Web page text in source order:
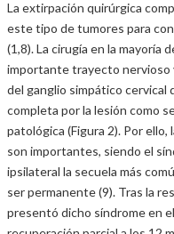
La extirpación quirúrgica
este tipo de tumores para
(1,8). La cirugía en la mayoría
importante trayecto nervioso
del ganglio simpático cervical
completa por la lesión como
patológica (Figura 2). Por
son importantes, siendo el
ipsilateral la secuela más
ser permanente (9). Tras la
presentó dicho síndrome en